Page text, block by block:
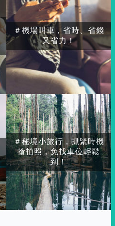
＃秘境小旅行，抓緊時機
搶拍照，免找車位輕鬆
到！
＃機場叫車，省時、省錢
又省力！